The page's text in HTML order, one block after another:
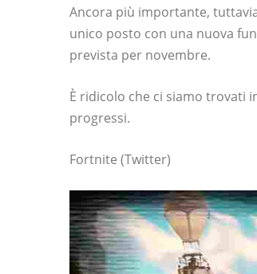
Ancora più importante,
unico posto con una nuova
prevista per novembre.
È ridicolo che ci siamo trovati
progressi.
Fortnite (Twitter)